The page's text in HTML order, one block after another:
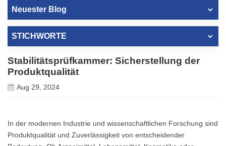
Neuester Blog
STICHWORTE
Stabilitätsprüfkammer: Sicherstellung der
Produktqualität
Aug 29, 2024
In der modernen Industrie und wissenschaftlichen Forschung sind
Produktqualität und Zuverlässigkeit von entscheidender